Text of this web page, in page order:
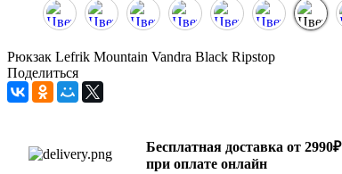
Рюкзак Lefrik Mountain Vandra Black Ripstop
Поделиться
Бесплатная доставка от 2990₽
при оплате онлайн